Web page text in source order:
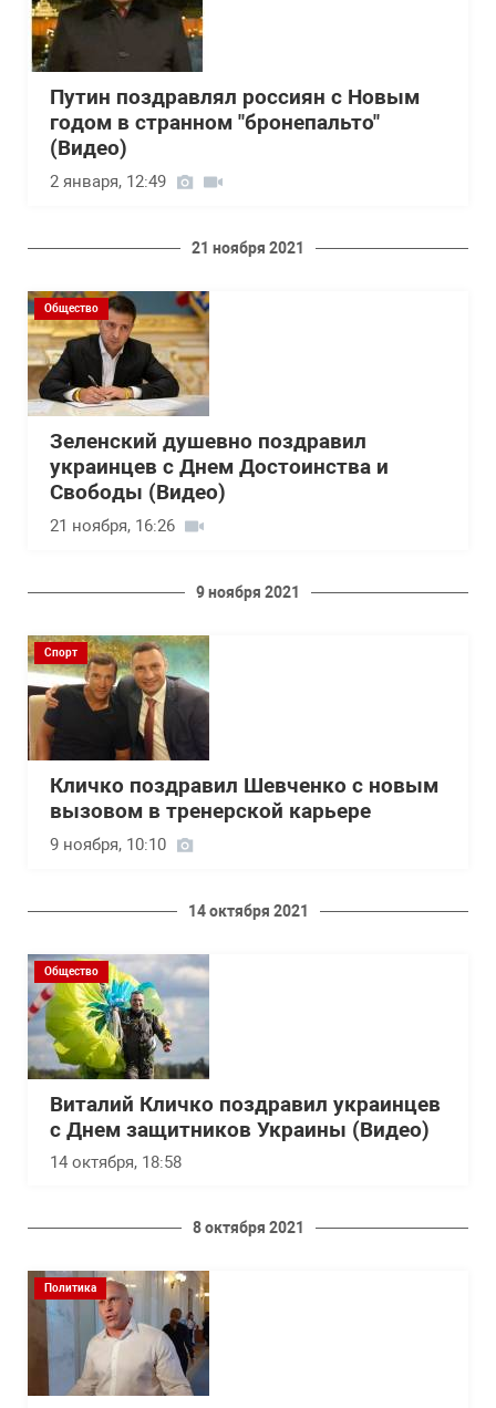
Путин поздравлял россиян с Новым
годом в странном "бронепальто"
(Видео)
2 января, 12:49
21 ноября 2021
Общество
Зеленский душевно поздравил
украинцев с Днем Достоинства и
Свободы (Видео)
21 ноября, 16:26
9 ноября 2021
Спорт
Кличко поздравил Шевченко с новым
вызовом в тренерской карьере
9 ноября, 10:10
14 октября 2021
Общество
Виталий Кличко поздравил украинцев
с Днем защитников Украины (Видео)
14 октября, 18:58
8 октября 2021
Политика